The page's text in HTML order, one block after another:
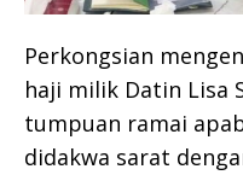
Perkongsian
haji milik Datin Lisa
tumpuan ramai
didakwa sarat